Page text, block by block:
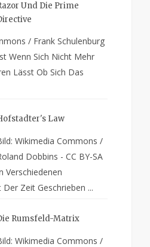
Und Die Prime
/ Frank Schulenburg
Wenn Sich Nicht Mehr
Lässt Ob Sich Das
Law
Wikimedia Commons /
Dobbins - CC BY-SA
Verschiedenen
Zeit Geschrieben ...
Rumsfeld-Matrix
Wikimedia Commons /